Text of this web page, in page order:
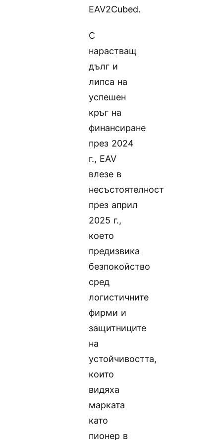
EAV2Cubed.
С
нарастващ
дълг и
липса на
успешен
кръг на
финансиране
през 2024
г., EAV
влезе в
несъстоятелност
през април
2025 г.,
което
предизвика
безпокойство
сред
логистичните
фирми и
защитниците
на
устойчивостта,
които
видяха
марката
като
пионер в